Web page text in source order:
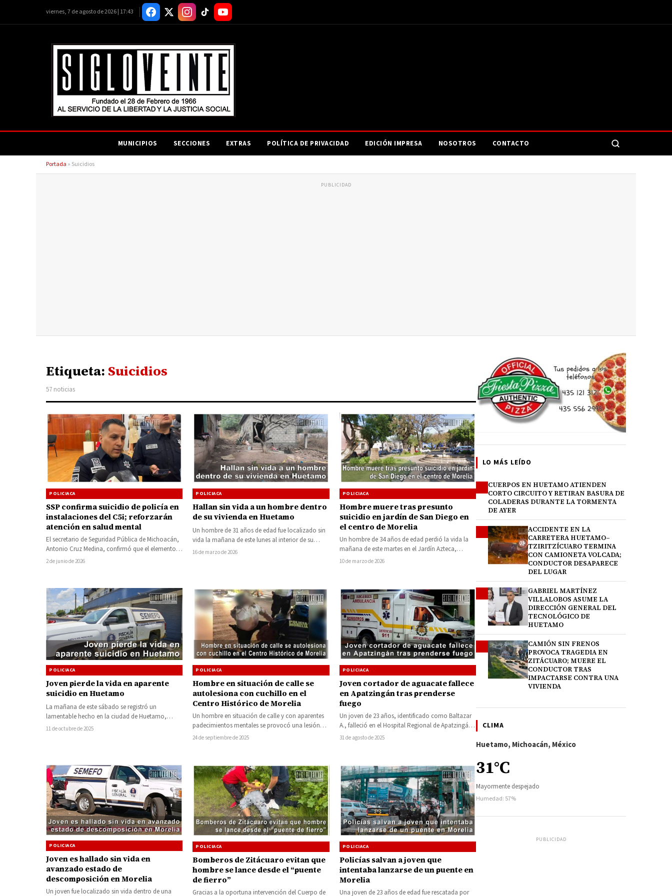
viernes, 7 de agosto de 2026 | 17:43
MUNICIPIOS SECCIONES EXTRAS POLÍTICA DE PRIVACIDAD EDICIÓN IMPRESA NOSOTROS CONTACTO
Portada » Suicidios
PUBLICIDAD
Etiqueta: Suicidios
57 noticias
POLICIACA
SSP confirma suicidio de policía en
instalaciones del C5i; reforzarán
atención en salud mental
El secretario de Seguridad Pública de Michoacán,
Antonio Cruz Medina, confirmó que el elemento
policial fallecido al interior del Centro…
2 de junio de 2026
POLICIACA
Hallan sin vida a un hombre dentro
de su vivienda en Huetamo
Un hombre de 31 años de edad fue localizado sin
vida la mañana de este lunes al interior de su…
16 de marzo de 2026
POLICIACA
Hombre muere tras presunto
suicidio en jardín de San Diego en
el centro de Morelia
Un hombre de 34 años de edad perdió la vida la
mañana de este martes en el Jardín Azteca,
ubicado…
10 de marzo de 2026
POLICIACA
Joven pierde la vida en aparente
suicidio en Huetamo
La mañana de este sábado se registró un
lamentable hecho en la ciudad de Huetamo,
donde un joven de aproximadamente…
11 de octubre de 2025
POLICIACA
Hombre en situación de calle se
autolesiona con cuchillo en el
Centro Histórico de Morelia
Un hombre en situación de calle y con aparentes
padecimientos mentales se provocó una lesión
con un cuchillo que tomó…
24 de septiembre de 2025
POLICIACA
Joven cortador de aguacate fallece
en Apatzingán tras prenderse
fuego
Un joven de 23 años, identificado como Baltazar
A., falleció en el Hospital Regional de Apatzingán
a causa de las…
31 de agosto de 2025
POLICIACA
Joven es hallado sin vida en
avanzado estado de
descomposición en Morelia
Un joven fue localizado sin vida dentro de una
POLICIACA
Bomberos de Zitácuaro evitan que
hombre se lance desde el “puente
de fierro”
Gracias a la oportuna intervención del Cuerpo de
POLICIACA
Policías salvan a joven que
intentaba lanzarse de un puente en
Morelia
Una joven de 23 años de edad fue rescatada por
LO MÁS LEÍDO
CUERPOS EN HUETAMO ATIENDEN
CORTO CIRCUITO Y RETIRAN BASURA DE
COLADERAS DURANTE LA TORMENTA
DE AYER
ACCIDENTE EN LA
CARRETERA HUETAMO–
TZIRITZÍCUARO TERMINA
CON CAMIONETA VOLCADA;
CONDUCTOR DESAPARECE
DEL LUGAR
GABRIEL MARTÍNEZ
VILLALOBOS ASUME LA
DIRECCIÓN GENERAL DEL
TECNOLÓGICO DE
HUETAMO
CAMIÓN SIN FRENOS
PROVOCA TRAGEDIA EN
ZITÁCUARO; MUERE EL
CONDUCTOR TRAS
IMPACTARSE CONTRA UNA
VIVIENDA
CLIMA
Huetamo, Michoacán, México
31°C
Mayormente despejado
Humedad: 57%
PUBLICIDAD